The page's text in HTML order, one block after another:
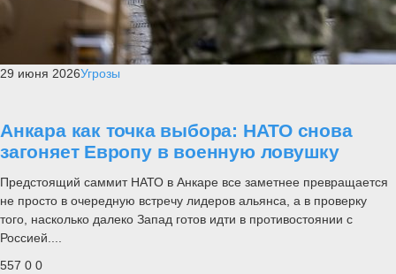
29 июня 2026Угрозы
Анкара как точка выбора: НАТО снова
загоняет Европу в военную ловушку
Предстоящий саммит НАТО в Анкаре все заметнее превращается
не просто в очередную встречу лидеров альянса, а в проверку
того, насколько далеко Запад готов идти в противостоянии с
Россией....
557 0 0